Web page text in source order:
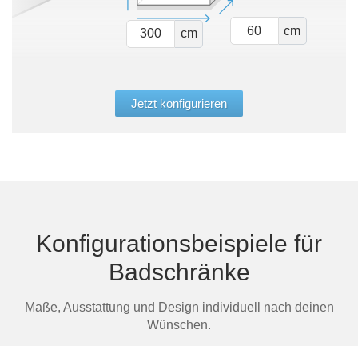
cm cm
Jetzt konfigurieren
Konfigurationsbeispiele für
Badschränke
Maße, Ausstattung und Design individuell nach deinen
Wünschen.